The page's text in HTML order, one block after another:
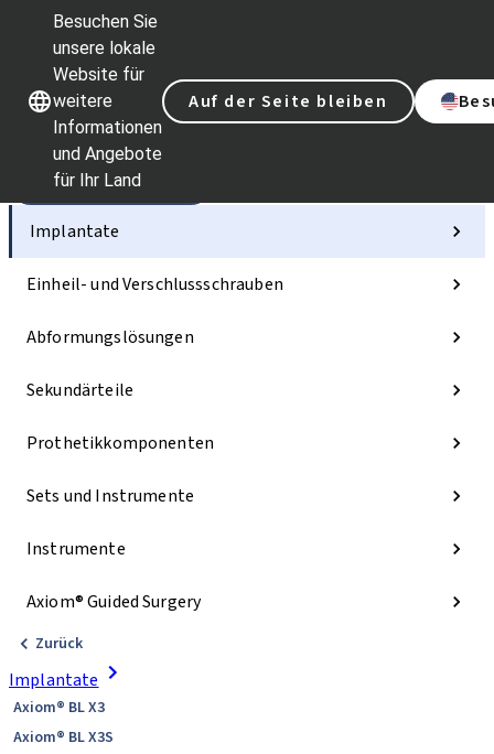
Besuchen Sie
unsere lokale
Website für
weitere
Informationen
und Angebote
für Ihr Land
Auf der Seite bleiben
Unsere MarkenUnsere Marken
Kategorien
Implantate
Einheil- und Verschlussschrauben
Abformungslösungen
Sekundärteile
Prothetikkomponenten
Sets und Instrumente
Instrumente
Axiom® Guided Surgery
Zurück
Implantate
Axiom® BL X3
Axiom® BL X3S